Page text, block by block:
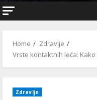
Home
Zdravlje
Vrste kontaktnih leća:
Zdravlje